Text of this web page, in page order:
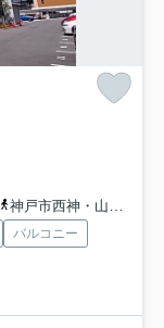
神戸市西神・山手線「名谷」駅 徒歩37分
バルコニー